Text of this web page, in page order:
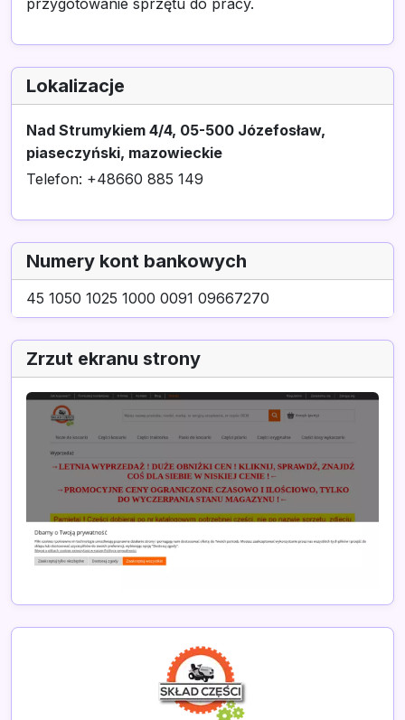
przygotowanie sprzętu do pracy.
Lokalizacje
Nad Strumykiem 4/4, 05-500 Józefosław,
piaseczyński, mazowieckie
Telefon: +48660 885 149
Numery kont bankowych
45 1050 1025 1000 0091 09667270
Zrzut ekranu strony